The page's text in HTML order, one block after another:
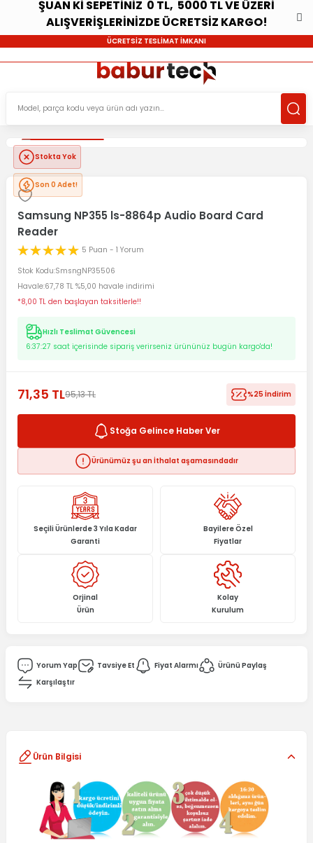
ŞUAN Kİ SEPETİNİZ 0 TL, 5000 TL VE ÜZERİ
ALIŞVERİŞLERİNİZDE ÜCRETSİZ KARGO!
ÜCRETSİZ TESLİMAT İMKANI
Stokta Yok
Son 0 Adet!
Samsung NP355 ls-8864p Audio Board Card
Reader
5 Puan - 1 Yorum
Stok Kodu SmsngNP35506
Havale 67,78 TL %5,00 havale indirimi
*8,00 TL den başlayan taksitlerle!!
Hızlı Teslimat Güvencesi
6:37:26 saat içerisinde sipariş verirseniz ürününüz bugün kargo'da!
71,35 TL95,13 TL %25 İndirim
Stoğa Gelince Haber Ver
Ürünümüz şu an İthalat aşamasındadır
Seçili Ürünlerde 3 Yıla Kadar
Garanti
Bayilere Özel
Fiyatlar
Orjinal
Ürün
Kolay
Kurulum
Yorum Yap Tavsiye Et Fiyat Alarmı
Ürünü Paylaş
Karşılaştır
Ürün Bilgisi